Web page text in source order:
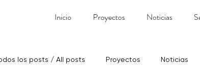
Inicio Proyectos Noticias
los posts / All posts Proyectos Noticias